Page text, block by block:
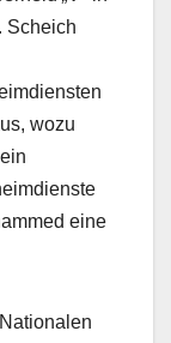
Scheich
wozu
eine